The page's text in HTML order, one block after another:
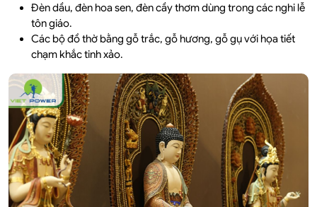
Đèn dầu, đèn hoa sen, đèn cầy thơm dùng trong các nghi lễ
tôn giáo.
Các bộ đồ thờ bằng gỗ trắc, gỗ hương, gỗ gụ với họa tiết
chạm khắc tinh xảo.